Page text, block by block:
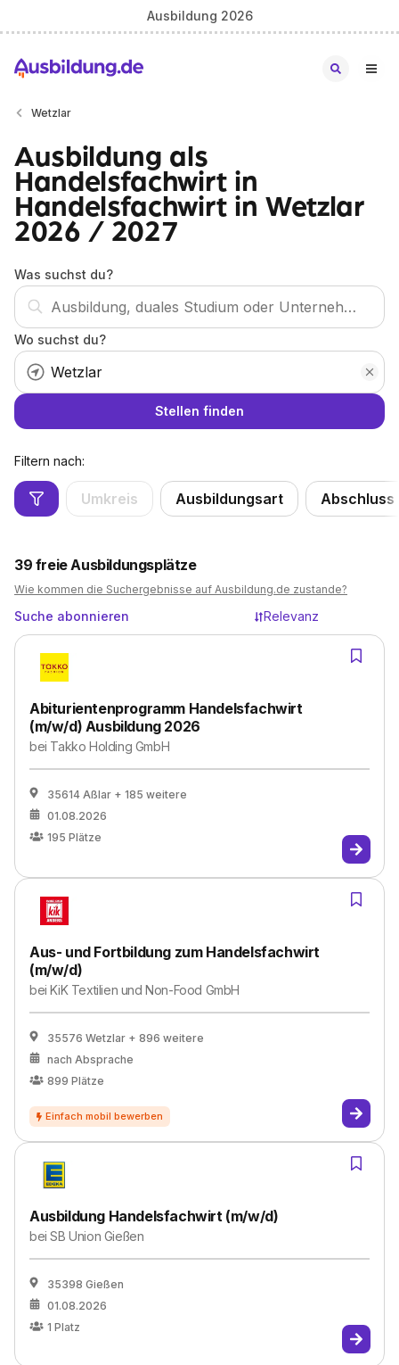
Ausbildung 2026
Wetzlar
Ausbildung als
Handelsfachwirt in
Handelsfachwirt in Wetzlar
2026 / 2027
Was suchst du?
Wo suchst du?
Stellen finden
Filtern nach:
Umkreis Ausbildungsart Abschluss
39 freie Ausbildungsplätze
Wie kommen die Suchergebnisse auf Ausbildung.de zustande?
Suche abonnieren Relevanz
Abiturientenprogramm Handelsfachwirt
(m/w/d) Ausbildung 2026
bei Takko Holding GmbH
35614 Aßlar + 185 weitere
01.08.2026
195 Plätze
Aus- und Fortbildung zum Handelsfachwirt
(m/w/d)
beiKiK Textilien und Non-Food GmbH
35576 Wetzlar + 896 weitere
nach Absprache
899 Plätze
Ausbildung Handelsfachwirt (m/w/d)
beiSB Union Gießen
35398 Gießen
01.08.2026
1 Platz